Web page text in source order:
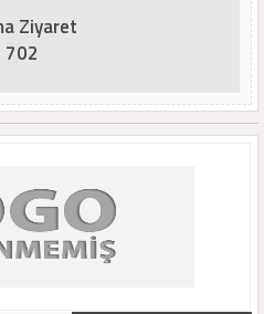
Ziyaret
702